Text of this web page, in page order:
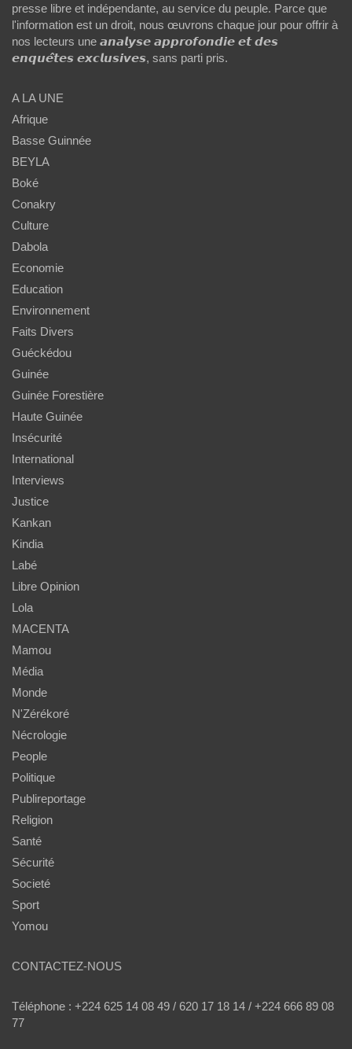
presse libre et indépendante, au service du peuple. Parce que
l'information est un droit, nous œuvrons chaque jour pour offrir à
nos lecteurs une 𝙖𝙣𝙖𝙡𝙮𝙨𝙚 𝙖𝙥𝙥𝙧𝙤𝙛𝙤𝙣𝙙𝙞𝙚 𝙚𝙩 𝙙𝙚𝙨
𝙚𝙣𝙦𝙪𝙚̂𝙩𝙚𝙨 𝙚𝙭𝙘𝙡𝙪𝙨𝙞𝙫𝙚𝙨, sans parti pris.
A LA UNE
Afrique
Basse Guinnée
BEYLA
Boké
Conakry
Culture
Dabola
Economie
Education
Environnement
Faits Divers
Guéckédou
Guinée
Guinée Forestière
Haute Guinée
Insécurité
International
Interviews
Justice
Kankan
Kindia
Labé
Libre Opinion
Lola
MACENTA
Mamou
Média
Monde
N'Zérékoré
Nécrologie
People
Politique
Publireportage
Religion
Santé
Sécurité
Societé
Sport
Yomou
CONTACTEZ-NOUS
Téléphone : +224 625 14 08 49 / 620 17 18 14 / +224 666 89 08
77